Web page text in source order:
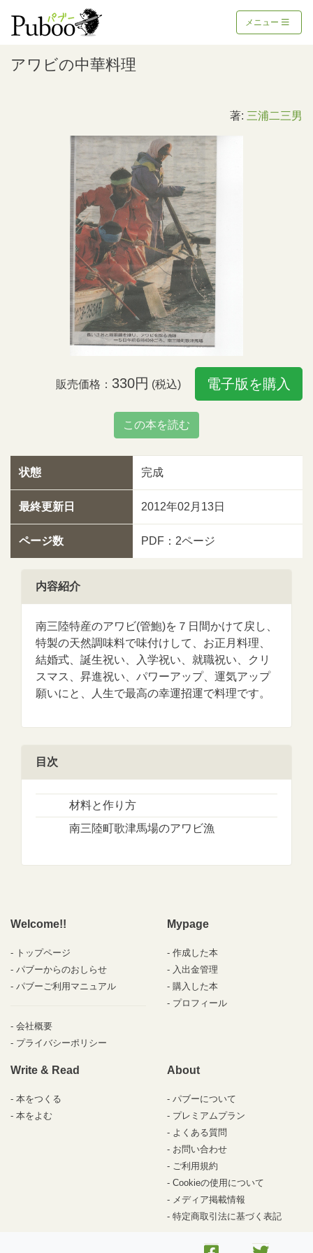
メニュー
アワビの中華料理
著: 三浦二三男
販売価格： 330円 (税込) 電子版を購入
この本を読む
状態 完成
最終更新日 2012年02月13日
ページ数 PDF：2ページ
内容紹介
南三陸特産のアワビ(管鮑)を７日間かけて戻し、
特製の天然調味料で味付けして、お正月料理、
結婚式、誕生祝い、入学祝い、就職祝い、クリ
スマス、昇進祝い、パワーアップ、運気アップ
願いにと、人生で最高の幸運招運で料理です。
目次
材料と作り方
南三陸町歌津馬場のアワビ漁
Welcome!!
トップページ
パブーからのおしらせ
パブーご利用マニュアル
会社概要
プライバシーポリシー
Mypage
作成した本
入出金管理
購入した本
プロフィール
Write & Read
本をつくる
本をよむ
About
パブーについて
プレミアムプラン
よくある質問
お問い合わせ
ご利用規約
Cookieの使用について
メディア掲載情報
特定商取引法に基づく表記